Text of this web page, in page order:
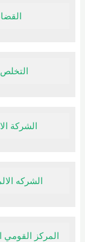
القضاء
التخلص
الشركة
الشركه
المركز